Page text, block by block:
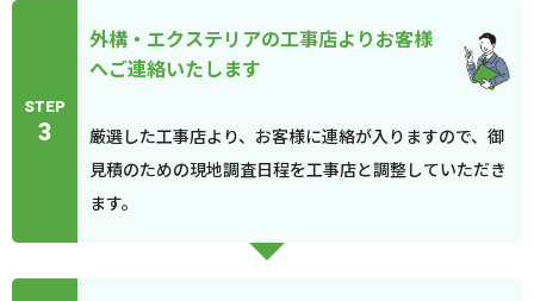
STEP
3
外構・エクステリアの工事店よりお客様
へご連絡いたします
厳選した工事店より、お客様に連絡が入りますので、御
見積のための現地調査日程を工事店と調整していただき
ます。